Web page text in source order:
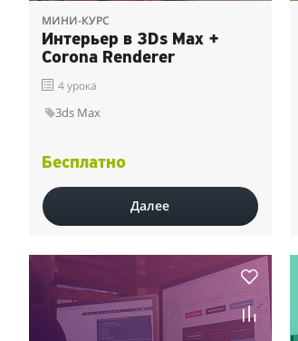
МИНИ-КУРС
Интерьер в 3Ds Max +
Corona Renderer
4 урока
3ds Max
Бесплатно
Далее